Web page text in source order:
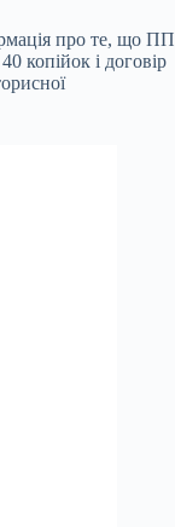
про те, що ПП
копійок і договір